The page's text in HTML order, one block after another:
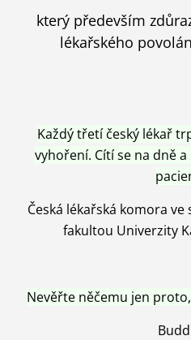
který především
lékařského
Každý třetí český lékař
vyhoření. Cítí se na dně
Česká lékařská komora
fakultou Univerzity
Nevěřte něčemu jen